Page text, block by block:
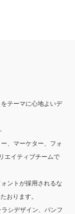
テーマに心地よいデ
、マーケター、フォ
エイティブチームで
ォントが採用されるな
おります。
シデザイン、パンフ